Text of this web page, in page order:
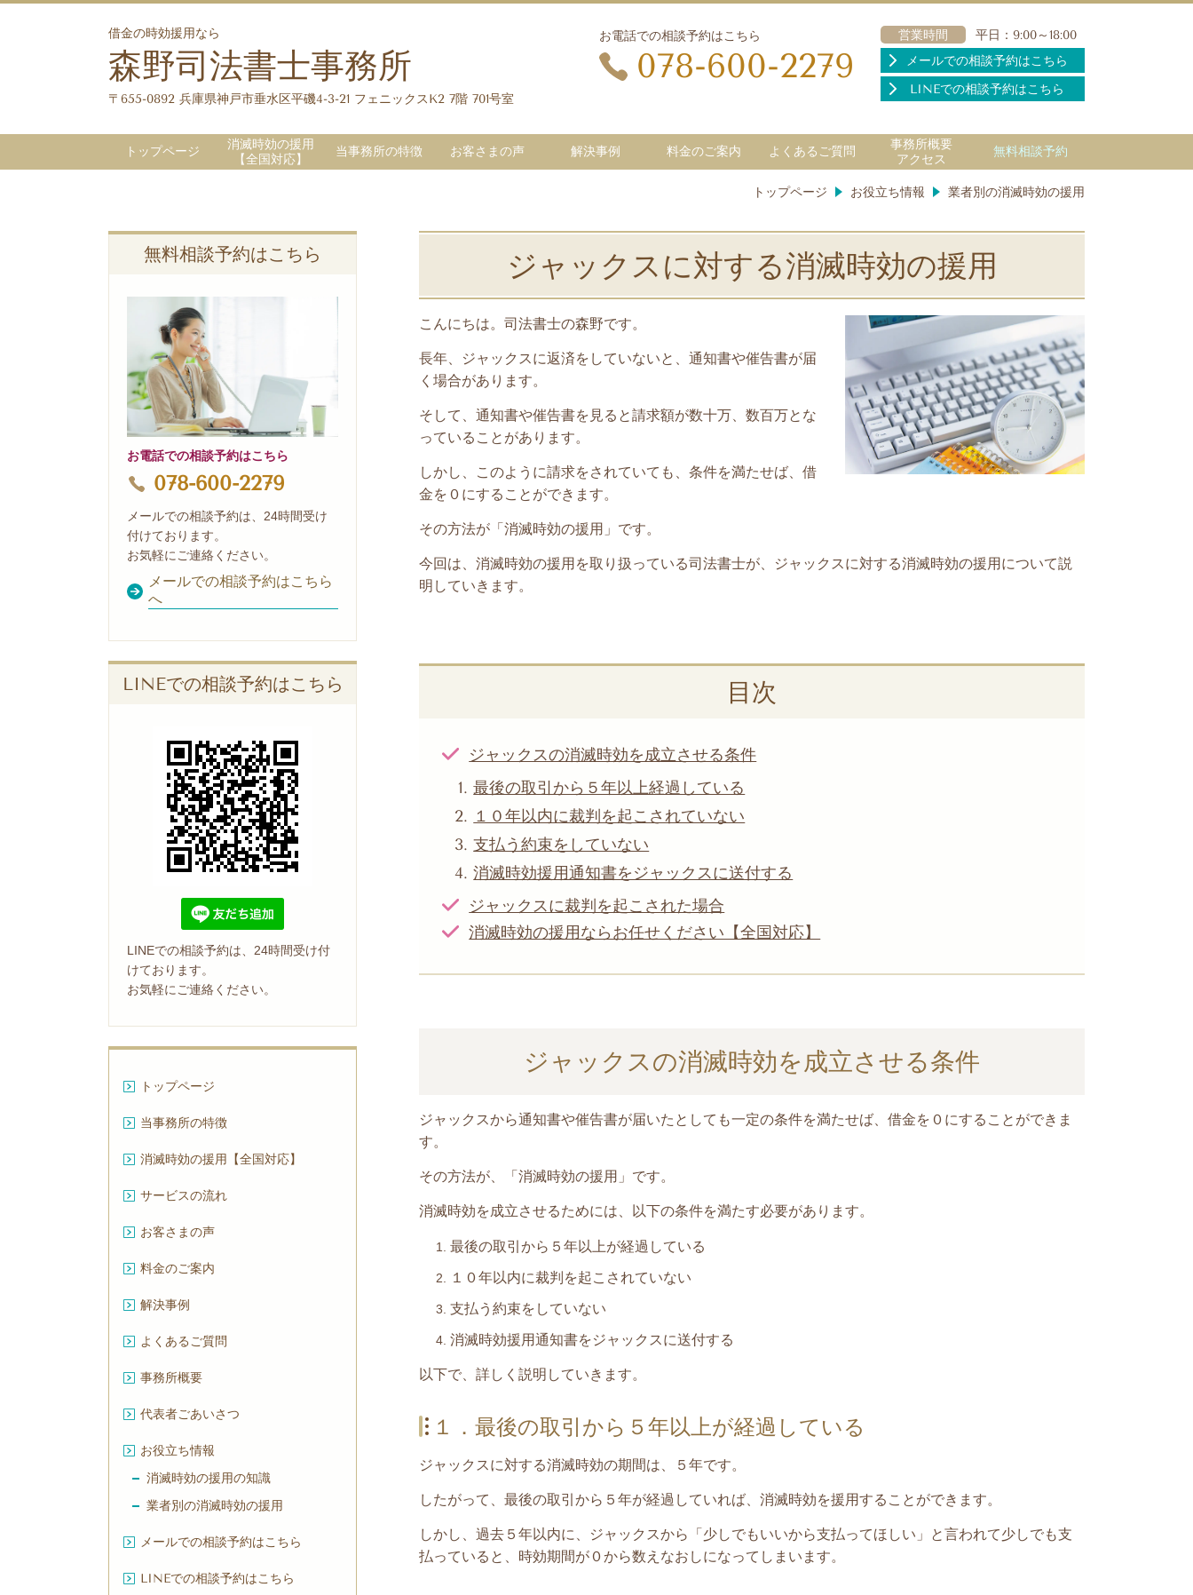
借金の時効援用なら
森野司法書士事務所
〒655-0892 兵庫県神戸市垂水区平磯4-3-21 フェニックスK2 7階 701号室
お電話での相談予約はこちら
078-600-2279
営業時間
平日：9:00～18:00
メールでの相談予約はこちら
LINEでの相談予約はこちら
トップページ
消滅時効の援用
【全国対応】
当事務所の特徴 お客さまの声 解決事例 料金のご案内 よくあるご質問
事務所概要
アクセス
無料相談予約
トップページ お役立ち情報 業者別の消滅時効の援用
ジャックスに対する消滅時効の援用
こんにちは。司法書士の森野です。
長年、ジャックス に返済をしていないと
、通知書や催告書が届
く場合があります。
そして、通知書や催告書を見ると請求額が数十万、数百万とな
っていることがあります。
しかし、このように請求をされていても、条件を満たせば、借
金を０にすることができます。
その方法が「消滅時効の援用」です。
今回は、 消滅時効の援用を取り扱っている司法書士が、 ジャックス に対する消滅時効の援用について説
明していきます。
目次
ジャックスの消滅時効を成立させる条件
最後の取引から５年以上経過している
１０年以内に裁判を起こされていない
支払う約束をしていない
消滅時効援用通知書をジャックスに送付する
ジャックスに裁判を起こされた場合
消滅時効の援用ならお任せください【全国対応】
ジャックスの消滅時効を成立させる条件
ジャックスから通知書や催告書が届いたとして も一定の条件を満たせば、借金を０にすることができま
す。
その方法が、「消滅時効の援用」です。
消滅時効を成立させるためには、以下の条件を満たす必要があります。
最後の取引から５年以上が経過している
１０年以内に裁判を起こされていない
支払う約束をしていない
消滅時効援用通知書をジャックスに送付する
​以下で、詳しく説明していきます。
１．最後の取引から５年以上が経過している
ジャックス に対する消滅時効の期間は、５年です。
したがって、最後の取引から５年が経過していれば、消滅時効を援用することができます。
しかし、過去５年以内に、 ジャックスから「少しでもいいから支払ってほしい」と言われて少しでも支
払っていると、時効期間が０から数えなおしになってしまいます。
無料相談予約はこちら
お電話での相談予約はこちら
078-600-2279
メールでの相談予約は、24時間受け
付けております。
お気軽にご連絡ください。
メールでの相談予約はこちら
へ
LINEでの相談予約はこちら
LINEでの相談予約は、24時間受け付
けております。
お気軽にご連絡ください。
トップページ
当事務所の特徴
消滅時効の援用【全国対応】
サービスの流れ
お客さまの声
料金のご案内
解決事例
よくあるご質問
事務所概要
代表者ごあいさつ
お役立ち情報
消滅時効の援用の知識
業者別の消滅時効の援用
メールでの相談予約はこちら
LINEでの相談予約はこちら